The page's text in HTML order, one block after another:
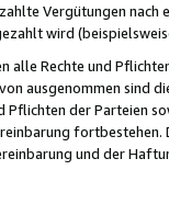
Vergütungen
wird
alle Rechte und
ausgenommen sind
der Parteien
und der